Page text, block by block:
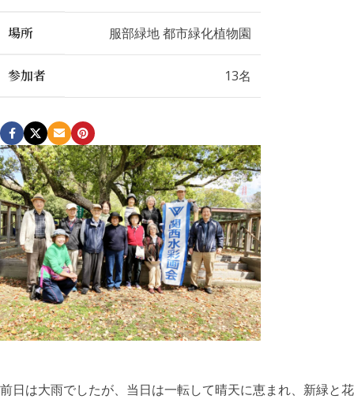
場所 服部緑地 都市緑化植物園
参加者 13名
前日は大雨でしたが、当日は一転して晴天に恵まれ、新緑と花